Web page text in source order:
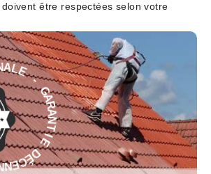
être respectées selon votre
- GA
R
A
N
T
I
E
D
É
C
E
N
N
A
L